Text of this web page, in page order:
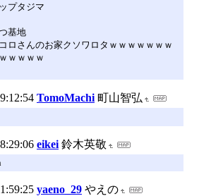
プタジマ
基地
ロさんのお家クソワロタｗｗｗｗｗｗｗ
ｗｗｗｗ
TomoMachi 町山智弘
eikei 鈴木英敬
yaeno_29 やえの